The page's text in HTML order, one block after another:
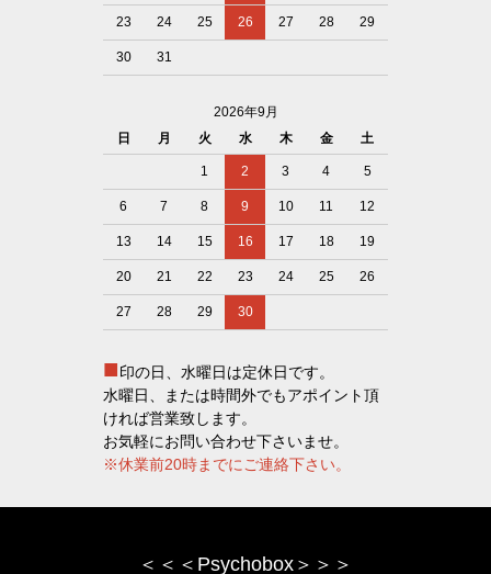
23 24 25 26 27 28 29
30 31
2026年9月
日
月 火 水 木 金 土
1 2 3 4 5
6 7 8 9 10 11 12
13 14 15 16 17 18 19
20 21 22 23 24 25 26
27 28 29 30
■印の日、水曜日は定休日です。
水曜日、または時間外でもアポイント頂
ければ営業致します。
お気軽にお問い合わせ下さいませ。
※休業前20時までにご連絡下さい。
＜＜＜Psychobox＞＞＞